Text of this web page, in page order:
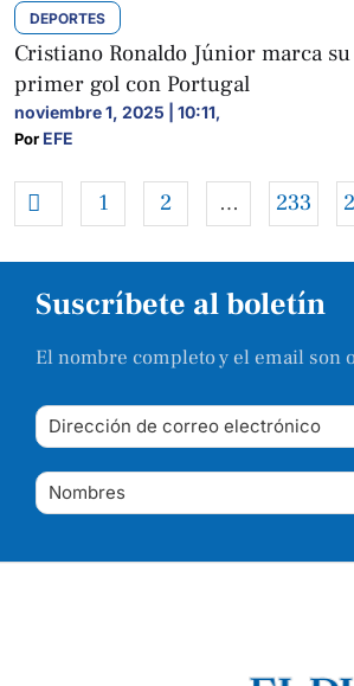
DEPORTES
Cristiano Ronaldo Júnior marca su
primer gol con Portugal
noviembre 1, 2025 | 10:11,
Por EFE
1 2 … 233
Suscríbete al boletín
El nombre completo y el email son